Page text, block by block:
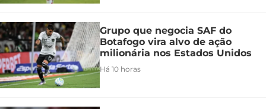
Grupo que negocia SAF do
Botafogo vira alvo de ação
milionária nos Estados Unidos
Há 10 horas